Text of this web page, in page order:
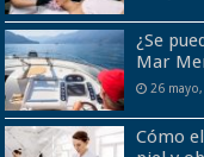
¿Se
Mar
26
Cómo